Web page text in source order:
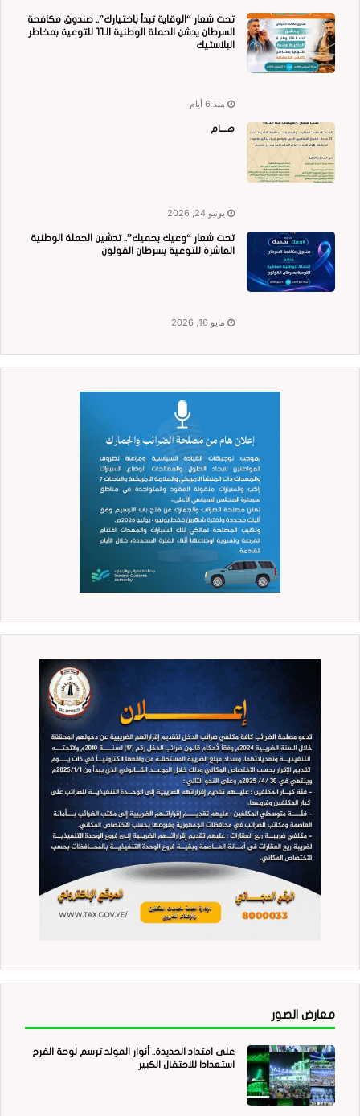
تحت شعار “الوقاية تبدأ باختيارك”.. صندوق مكافحة
السرطان يدشن الحملة الوطنية الـ11 للتوعية بمخاطر
البلاستيك
منذ 6 أيام
هــــام
يونيو 24, 2026
تحت شعار “وعيك يحميك”.. تدشين الحملة الوطنية
العاشرة للتوعية بسرطان القولون
مايو 16, 2026
معارض الصور
على امتداد الحديدة.. أنوار المولد ترسم لوحة الفرح
استعدادا للاحتفال الكبير